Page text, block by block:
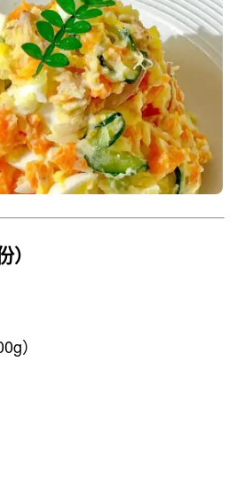
）